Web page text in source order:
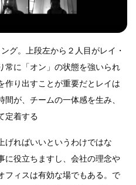
グ。上段左から２人目がレイ・
常に「オン」の状態を強いられ
作り出すことが重要だとレイは
が、チームの一体感を生み、
定着する
げればいいというわけではな
に役立ちますし、会社の理念や
フィスは有効な場でもある。で